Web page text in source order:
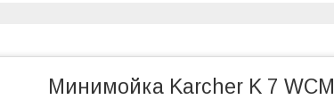
Минимойка Karcher K 7 WCM